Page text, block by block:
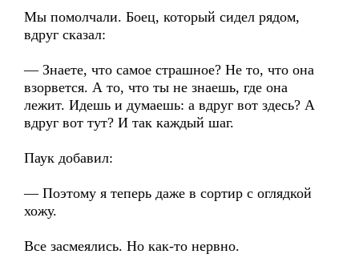
Мы помолчали. Боец, который сидел рядом,
вдруг сказал:
— Знаете, что самое страшное? Не то, что она
взорвется. А то, что ты не знаешь, где она
лежит. Идешь и думаешь: а вдруг вот здесь? А
вдруг вот тут? И так каждый шаг.
Паук добавил:
— Поэтому я теперь даже в сортир с оглядкой
хожу.
Все засмеялись. Но как-то нервно.